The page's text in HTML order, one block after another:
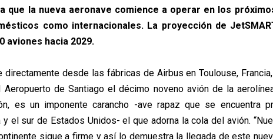
que la nueva aeronave comience a operar en los
como internacionales. La proyección de
aviones hacia 2029.
directamente desde las fábricas de Airbus en Toulouse,
Aeropuerto de Santiago el décimo noveno avión de la
es un imponente carancho -ave rapaz que se encuentra
y el sur de Estados Unidos- el que adorna la cola del avión.
sigue a firme y así lo demuestra la llegada de este